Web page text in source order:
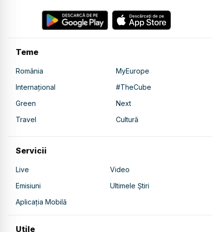
Teme
România
MyEurope
Internațional
#TheCube
Green
Next
Travel
Cultură
Servicii
Live
Video
Emisiuni
Ultimele Știri
Aplicația Mobilă
Utile